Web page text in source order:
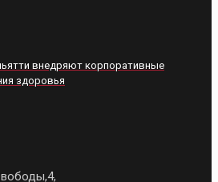
внедряют корпоративные
здоровья